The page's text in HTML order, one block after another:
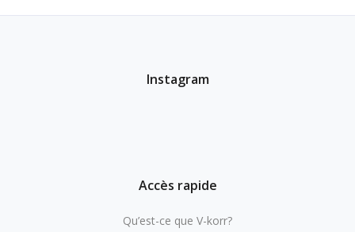
Instagram
Accès rapide
Qu’est-ce que V-korr?